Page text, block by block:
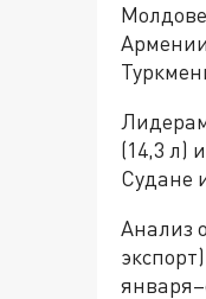
(14,3 л)
Судане
Анализ